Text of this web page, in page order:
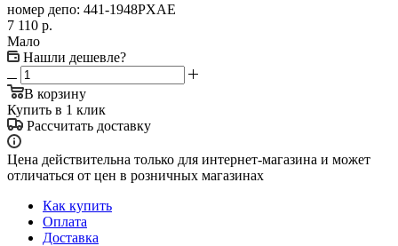
номер депо: 441-1948PXAE
7 110 р.
Мало
Нашли дешевле?
В корзину
Купить в 1 клик
Рассчитать доставку
Цена действительна только для интернет-магазина и может
отличаться от цен в розничных магазинах
Как купить
Оплата
Доставка